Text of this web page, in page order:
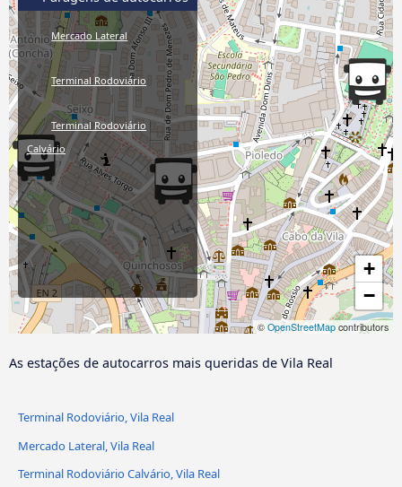
+
−
© OpenStreetMap contributors
Mercado Lateral
Terminal Rodoviário
Terminal Rodoviário
Calvário
As estações de autocarros mais queridas de Vila Real
Terminal Rodoviário, Vila Real
Mercado Lateral, Vila Real
Terminal Rodoviário Calvário, Vila Real